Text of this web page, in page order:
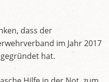
dass der
im Jahr 2017
hat.